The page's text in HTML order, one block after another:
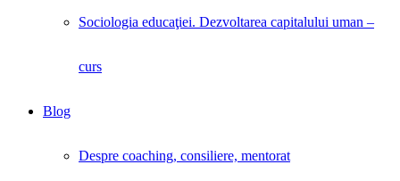
Sociologia educaţiei. Dezvoltarea capitalului uman –
curs
Blog
Despre coaching, consiliere, mentorat